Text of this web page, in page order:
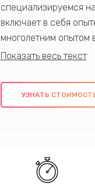
специализируемся
включает в себя
многолетним опытом
качественный
клиентам надежное и
потребности
УЗНАТЬ